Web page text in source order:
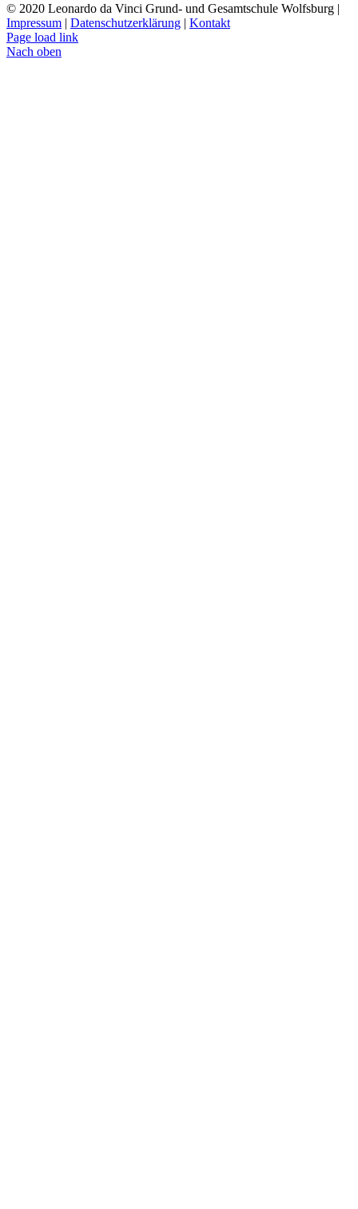
© 2020 Leonardo da Vinci Grund- und Gesamtschule Wolfsburg |
Impressum | Datenschutzerklärung | Kontakt
Page load link
Nach oben